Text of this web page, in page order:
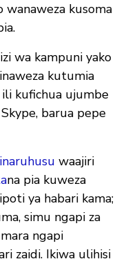
wanaweza kusoma
wa kampuni yako
kutumia
ili kufichua ujumbe
barua pepe
inaruhusu waajiri
na pia kuweza
ya habari kama;
simu ngapi za
ngapi
zaidi. Ikiwa ulihisi